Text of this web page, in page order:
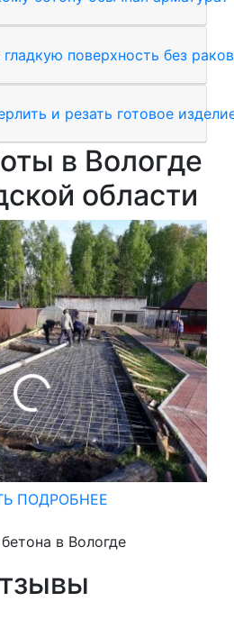
поверхность без
и резать готовое
в Вологде
области
ПОДРОБНЕЕ
в Вологде